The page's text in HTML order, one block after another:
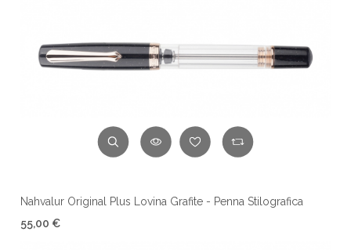
Nahvalur Original Plus Lovina Grafite - Penna Stilografica
55,00 €